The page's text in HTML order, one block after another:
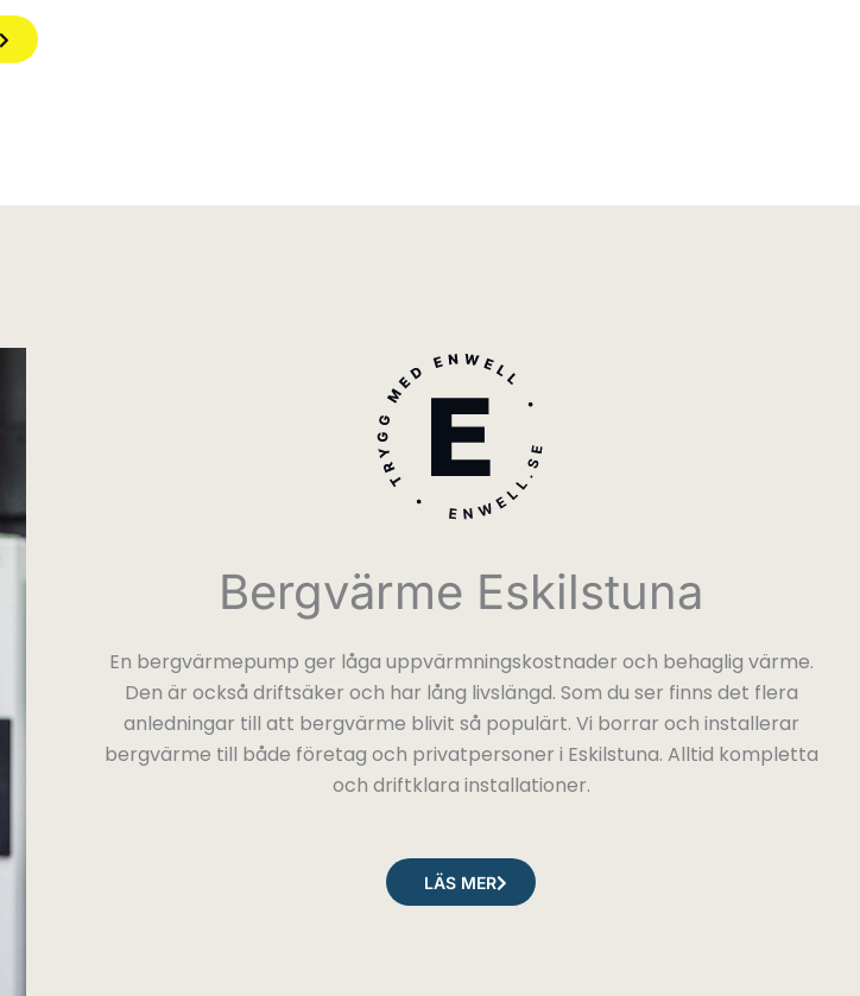
Bergvärme Eskilstuna
En bergvärmepump ger låga uppvärmningskostnader och behaglig värme.
Den är också driftsäker och har lång livslängd. Som du ser finns det flera
anledningar till att bergvärme blivit så populärt. Vi borrar och installerar
bergvärme till både företag och privatpersoner i Eskilstuna. Alltid kompletta
och driftklara installationer.
LÄS MER